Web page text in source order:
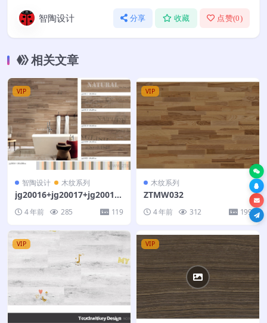
智陶设计 分享 收藏 点赞(0)
相关文章
VIP
智陶设计 木纹系列
jg20016+jg20017+jg20018
1 4 年前 285 119
VIP
木纹系列
ZTMW032
4 年前 312 199
VIP VIP